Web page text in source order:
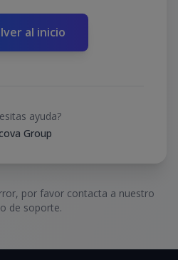
al inicio
ayuda?
Group
por favor contacta a nuestro
de soporte.